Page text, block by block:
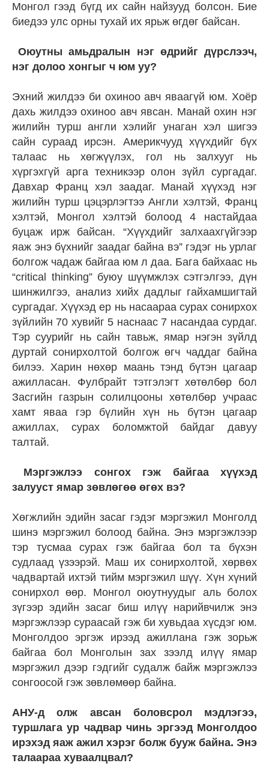
Монгол гээд бүгд их сайн найзууд болсон. Бие
биедээ улс орны тухай их ярьж өгдөг байсан.
Оюутны амьдралын нэг өдрийг дүрслээч,
нэг долоо хонгыг ч юм уу?
Эхний жилдээ би охиноо авч яваагүй юм. Хоёр
дахь жилдээ охиноо авч явсан. Манай охин нэг
жилийн турш англи хэлийг унаган хэл шигээ
сайн сураад ирсэн. Америкчууд хүүхдийг бүх
талаас нь хөгжүүлэх, гол нь залхууг нь
хүргэхгүй арга техникээр олон зүйл сургадаг.
Давхар Франц хэл заадаг. Манай хүүхэд нэг
жилийн турш цэцэрлэгтээ Англи хэлтэй, Франц
хэлтэй, Монгол хэлтэй болоод 4 настайдаа
буцаж ирж байсан. “Хүүхдийг залхаахгүйгээр
яаж энэ бүхнийг заадаг байна вэ” гэдэг нь урлаг
болгож чадаж байгаа юм л даа. Бага байхаас нь
“critical thinking” буюу шүүмжлэх сэтгэлгээ, дүн
шинжилгээ, анализ хийх дадлыг гайхамшигтай
сургадаг. Хүүхэд ер нь насаараа сурах сонирхох
зүйлийн 70 хувийг 5 наснаас 7 насандаа сурдаг.
Тэр суурийг нь сайн тавьж, ямар нэгэн зүйлд
дуртай сонирхолтой болгож өгч чаддаг байна
билээ. Харин нөхөр маань тэнд бүтэн цагаар
ажилласан. Фулбрайт тэтгэлэгт хөтөлбөр бол
Засгийн газрын солилцооны хөтөлбөр учраас
хамт яваа гэр бүлийн хүн нь бүтэн цагаар
ажиллах, сурах боломжтой байдаг давуу
талтай.
Мэргэжлээ сонгох гэж байгаа хүүхэд
залууст ямар зөвлөгөө өгөх вэ?
Хөгжлийн эдийн засаг гэдэг мэргэжил Монголд
шинэ мэргэжил болоод байна. Энэ мэргэжлээр
тэр тусмаа сурах гэж байгаа бол та бүхэн
судлаад үзээрэй. Маш их сонирхолтой, хөрвөх
чадвартай ихтэй тийм мэргэжил шүү. Хүн хүний
сонирхол өөр. Монгол оюутнуудыг аль болох
зүгээр эдийн засаг биш илүү нарийвчилж энэ
мэргэжлээр сураасай гэж би хувьдаа хүсдэг юм.
Монголдоо эргэж ирээд ажиллана гэж зорьж
байгаа бол Монголын зах зээлд илүү ямар
мэргэжил дээр гэдгийг судалж байж мэргэжлээ
сонгоосой гэж зөвлөмөөр байна.
АНУ-д олж авсан боловсрол мэдлэгээ,
туршлага ур чадвар чинь эргээд Монголдоо
ирэхэд яаж ажил хэрэг болж бууж байна. Энэ
талаараа хуваалцвал?